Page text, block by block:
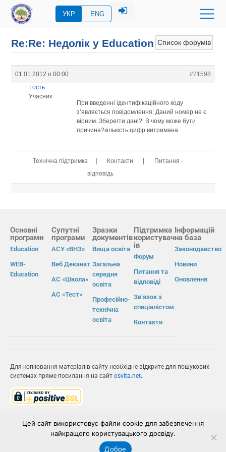
УКР ENG
Список форумів
Re:Re: Недолік у Education
01.01.2012 о 00:00
#21598
Гость
Учасник
При введенні ідентифікаційного коду
з’являється повідомлення: Даний номер не є
вірним. Зберегти дані?. В чому може бути
причина?кількість цифр витримана.
Технічна підтримка | Контакти |
Питання -
відповідь
Основні
програми
Education
WEB-
Education
Супутні
програми
АСУ «ВНЗ»
Веб Деканат
АС «Школа»
АС «Тест»
Зразки
документів
Вища освіта
Загальна
середня
освіта
Професійно-
технічна
освіта
Підтримка
користувач
ів
Форум
Питання та
відповіді
Зв’язок з
спеціалістом
Контакти
Інформацій
на база
Законодавство
Новини
Оновлення
Для копіювання матеріалів сайту необхідне відкрите для пошукових
системах пряме посилання на сайт osvita.net.
ІВС «ОСВІТА»
Цей сайт використовує файли cookie для забезпечення
найкращого користувацького досвіду.
Добре